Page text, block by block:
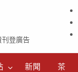
刊登廣告
新聞 茶